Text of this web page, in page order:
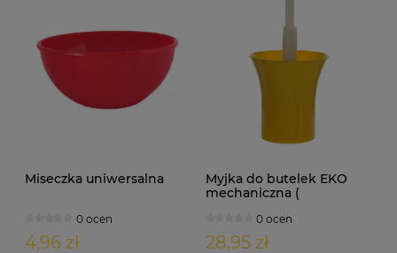
Miseczka uniwersalna
0 ocen
4,96 zł
Myjka do butelek EKO
mechaniczna (
0 ocen
28,95 zł